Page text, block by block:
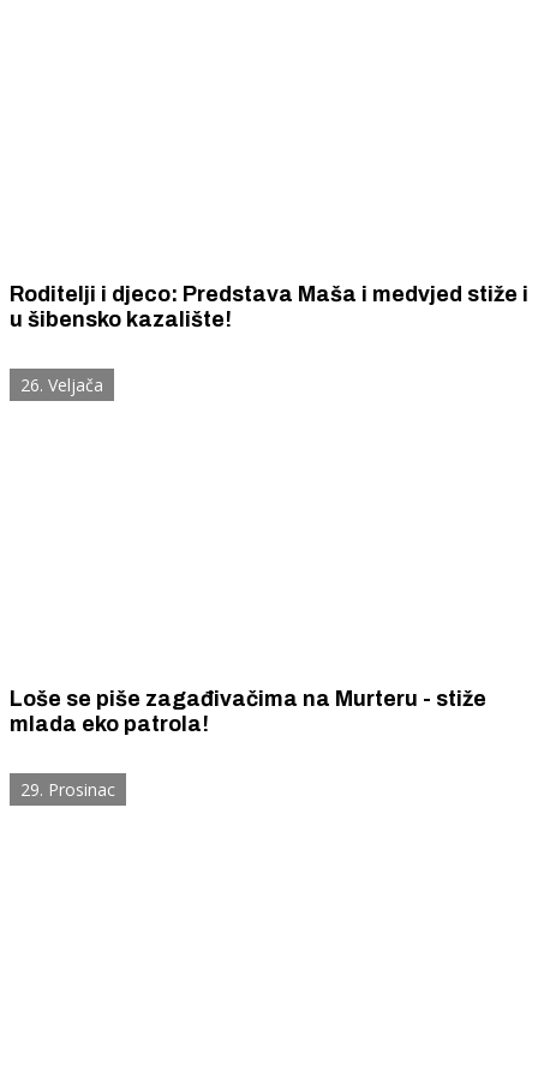
Roditelji i djeco: Predstava Maša i medvjed stiže i
u šibensko kazalište!
26. Veljača
Loše se piše zagađivačima na Murteru - stiže
mlada eko patrola!
29. Prosinac